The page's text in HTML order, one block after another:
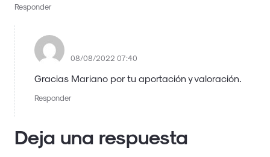
Responder
08/08/2022 07:40
Gracias Mariano por tu aportación y valoración.
Responder
Deja una respuesta